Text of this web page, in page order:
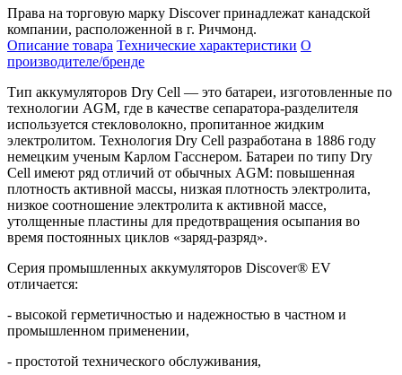
Права на торговую марку Discover принадлежат канадской
компании, расположенной в г. Ричмонд.
Описание товара Технические характеристики О
производителе/бренде
Тип аккумуляторов Dry Cell — это батареи, изготовленные по
технологии AGM, где в качестве сепаратора-разделителя
используется стекловолокно, пропитанное жидким
электролитом. Технология Dry Cell разработана в 1886 году
немецким ученым Карлом Гасснером. Батареи по типу Dry
Cell имеют ряд отличий от обычных AGM: повышенная
плотность активной массы, низкая плотность электролита,
низкое соотношение электролита к активной массе,
утолщенные пластины для предотвращения осыпания во
время постоянных циклов «заряд-разряд».
Серия промышленных аккумуляторов Discover® EV
отличается:
- высокой герметичностью и надежностью в частном и
промышленном применении,
- простотой технического обслуживания,